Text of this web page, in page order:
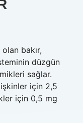
bakır,
düzgün
sağlar.
için 2,5
için 0,5 mg